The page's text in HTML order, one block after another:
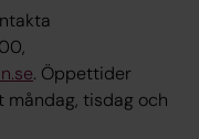
. Öppettider
tisdag och